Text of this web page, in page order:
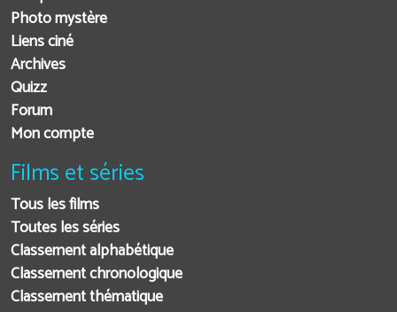
Photo mystère
Liens ciné
Archives
Quizz
Forum
Mon compte
Films et séries
Tous les films
Toutes les séries
Classement alphabétique
Classement chronologique
Classement thématique